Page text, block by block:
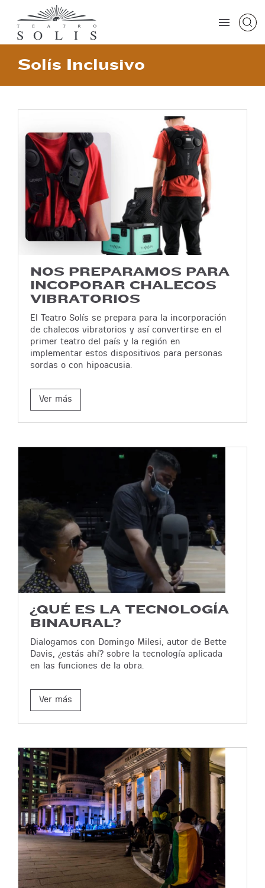
Solís Inclusivo
NOS PREPARAMOS PARA
INCOPORAR CHALECOS
VIBRATORIOS
El Teatro Solís se prepara para la incorporación
de chalecos vibratorios y así convertirse en el
primer teatro del país y la región en
implementar estos dispositivos para personas
sordas o con hipoacusia.
Ver más
¿QUÉ ES LA TECNOLOGÍA
BINAURAL?
Dialogamos con Domingo Milesi, autor de Bette
Davis, ¿estás ahí? sobre la tecnología aplicada
en las funciones de la obra.
Ver más